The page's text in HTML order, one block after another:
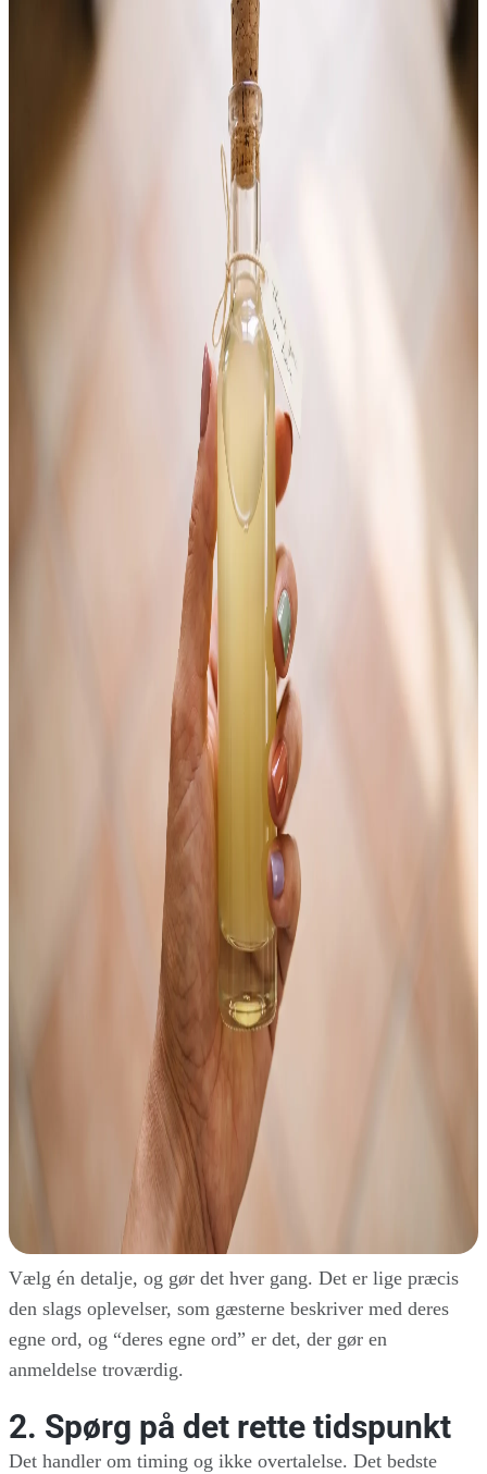
Vælg én detalje, og gør det hver gang. Det er lige præcis
den slags oplevelser, som gæsterne beskriver med deres
egne ord, og “deres egne ord” er det, der gør en
anmeldelse troværdig.
2. Spørg på det rette tidspunkt
Det handler om timing og ikke overtalelse. Det bedste